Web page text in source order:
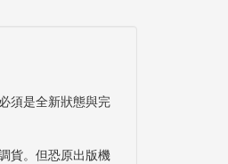
須是全新狀態與完
貨。但恐原出版機